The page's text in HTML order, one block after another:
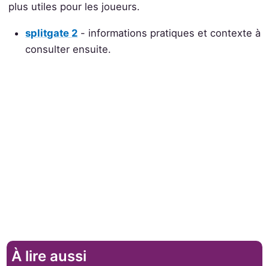
plus utiles pour les joueurs.
splitgate 2 - informations pratiques et contexte à
consulter ensuite.
À lire aussi